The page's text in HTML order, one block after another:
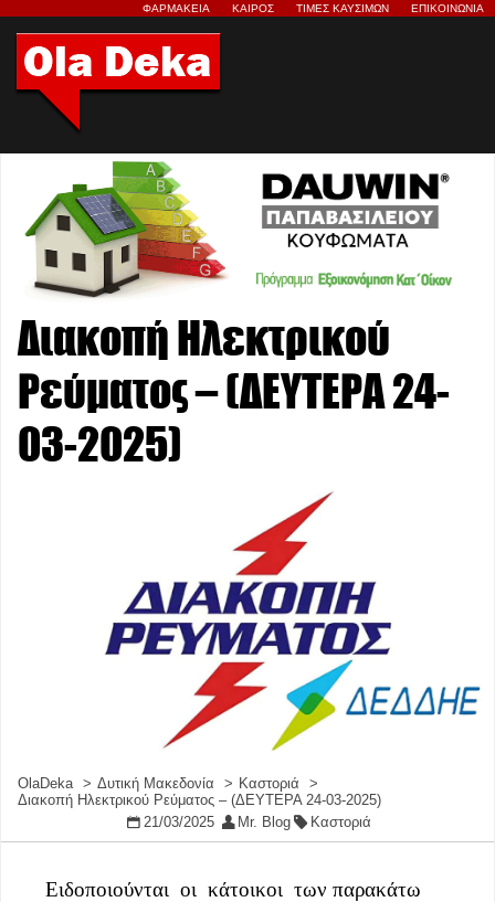
ΦΑΡΜΑΚΕΙΑ ΚΑΙΡΟΣ ΤΙΜΕΣ ΚΑΥΣΙΜΩΝ ΕΠΙΚΟΙΝΩΝΙΑ
Διακοπή Ηλεκτρικού
Ρεύματος – (ΔΕΥΤΕΡΑ 24-
03-2025)
OlaDeka Δυτική Μακεδονία
Καστοριά
Διακοπή Ηλεκτρικού Ρεύματος – (ΔΕΥΤΕΡΑ 24-03-2025)
21/03/2025
Mr. Blog Καστοριά
Ειδοποιούνται οι κάτοικοι των παρακάτω